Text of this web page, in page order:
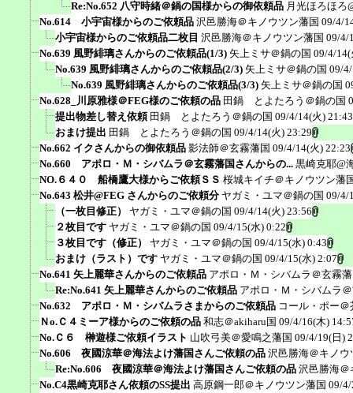
Re:No.652 八守時緒＠鍋の国様からの御依頼品 月光ほろほろ
No.614 小宇宙様からのご依頼品 沢邑勝海＠キノウツン藩国 09/4/
小宇宙様からのご依頼品二枚目 沢邑勝海＠キノウツン藩国 09/4/
No.639 風野緋璃さんからのご依頼品(1/3) 矢上ミサ＠鍋の国 09/4/14(
No.639 風野緋璃さんからのご依頼品(2/3) 矢上ミサ＠鍋の国 09/
No.639 風野緋璃さんからのご依頼品(3/3) 矢上ミサ＠鍋の国
No.628_川原雅様＠FEG様のご依頼の品 田鍋 とよたろう＠鍋の国
提出物差し替え依頼 田鍋 とよたろう＠鍋の国 09/4/14(火) 21:43
おまけ提出 田鍋 とよたろう＠鍋の国 09/4/14(火) 23:29
No.662 イクさんからの御依頼品 影法師＠玄霧藩国 09/4/14(火) 22:23
No.660 アポロ・Ｍ・シバムラ＠玄霧藩国さんからの... 黒崎克耶@
NO.６４０ 船橋鷹大様からご依頼ＳＳ 桜城キイチ＠キノウツン藩
No.643 松井@FEG さんからのご依頼分 ヤガミ・ユマ＠鍋の国 09/4/
（一枚目修正）
ヤガミ・ユマ＠鍋の国 09/4/14(火) 23:56
２枚目です ヤガミ・ユマ＠鍋の国 09/4/15(水) 0:22
３枚目です（修正）
ヤガミ・ユマ＠鍋の国 09/4/15(水) 0:43
おまけ（ラスト）です ヤガミ・ユマ＠鍋の国 09/4/15(水) 2:07
No.641 矢上麗華さんからのご依頼品 アポロ・Ｍ・シバムラ＠玄霧
Re:No.641 矢上麗華さんからのご依頼品 アポロ・Ｍ・シバムラ
No.632 アポロ・Ｍ・シバムラさまからのご依頼品 コール・ポー
Ｎo.Ｃ４ミーア様からのご依頼の品 和志＠akiharu国 09/4/16(木)
No.Ｃ６ 榊遊様ご依頼イラスト 山吹弓美＠愛鳴之藩国 09/4/19(日)
No.606 夜國涼華＠海法よけ藩国さんご依頼の品 沢邑勝海＠キノウ
Re:No.606 夜國涼華＠海法よけ藩国さんご依頼の品 沢邑勝海＠
No.C4黒崎克耶さん依頼のSS提出 高原鋼一郎＠キノウツン藩国 09/